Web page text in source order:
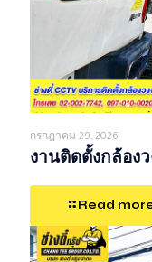
กรกฎาคม 29, 2026
งานติดตั้งกล้อง
Read